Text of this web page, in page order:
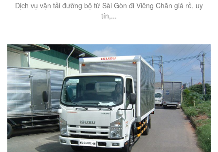
Dịch vụ vận tải đường bộ từ Sài Gòn đi Viêng Chăn giá rẻ, uy
tín,...